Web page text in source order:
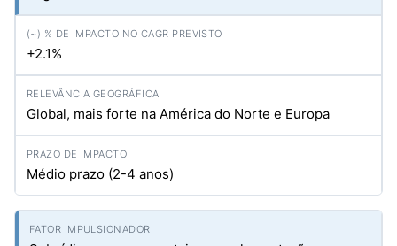
+2.1%
Global, mais forte na América do Norte e Europa
Médio prazo (2-4 anos)